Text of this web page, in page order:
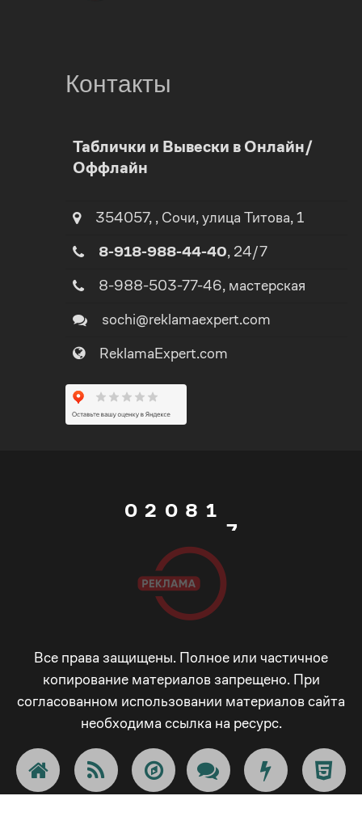
Контакты
Таблички и Вывески в Онлайн/
Оффлайн
354057, , Сочи, улица Титова, 1
8-918-988-44-40, 24/7
8-988-503-77-46, мастерская
sochi@reklamaexpert.com
ReklamaExpert.com
0
3
4
5
6
0
2
5
6
7
8
0
1
2
3
4
5
6
2
4
5
8
9
_
-
+
!
@
1
2
3
4
5
6
7
1
3
_
-
+
Все права защищены. Полное или частичное
копирование материалов запрещено. При
согласованном использовании материалов сайта
необходима ссылка на ресурс.